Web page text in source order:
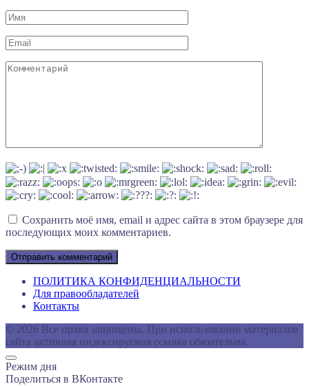
Имя
Email
Комментарий
Сохранить моё имя, email и адрес сайта в этом браузере для
последующих моих комментариев.
ПОЛИТИКА КОНФИДЕНЦИАЛЬНОСТИ
Для правообладателей
Контакты
© 2026 Все права защищены. При использовании материалов
сайта активная индексируемая ссылка обязательна.
Режим дня
Поделиться в ВКонтакте